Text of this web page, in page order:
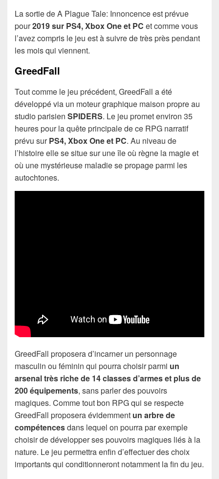
La sortie de A Plague Tale: Innoncence est prévue
pour2019 sur PS4, Xbox One et PC et comme vous
l’avez compris le jeu est à suivre de très près pendant
les mois qui viennent.
GreedFall
Tout comme le jeu précédent, GreedFall a été
développé via un moteur graphique maison propre au
studio parisien SPIDERS. Le jeu promet environ 35
heures pour la quête principale de ce RPG narratif
prévu surPS4, Xbox One et PC. Au niveau de
l’histoire elle se situe sur une île où règne la magie et
où une mystérieuse maladie se propage parmi les
autochtones.
GreedFall proposera d’incarner un personnage
masculin ou féminin qui pourra choisir parmi un
arsenal très riche de 14 classes d’armes et plus de
200 équipements, sans parler des pouvoirs
magiques. Comme tout bon RPG qui se respecte
GreedFall proposera évidemment un arbre de
compétencesdans lequel on pourra par exemple
choisir de développer ses pouvoirs magiques liés à la
nature. Le jeu permettra enfin d’effectuer des choix
importants qui conditionneront notamment la fin du jeu.